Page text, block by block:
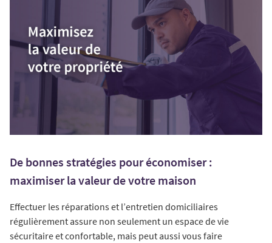
De bonnes stratégies pour économiser :
maximiser la valeur de votre maison
Effectuer les réparations et l’entretien domiciliaires
régulièrement assure non seulement un espace de vie
sécuritaire et confortable, mais peut aussi vous faire